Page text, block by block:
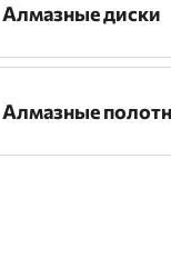
Алмазные диски
Алмазные